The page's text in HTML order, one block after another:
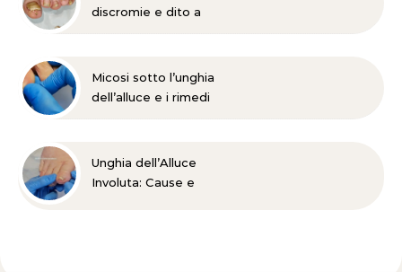
discromie e dito a
Micosi sotto l’unghia
dell’alluce e i rimedi
Unghia dell’Alluce
Involuta: Cause e